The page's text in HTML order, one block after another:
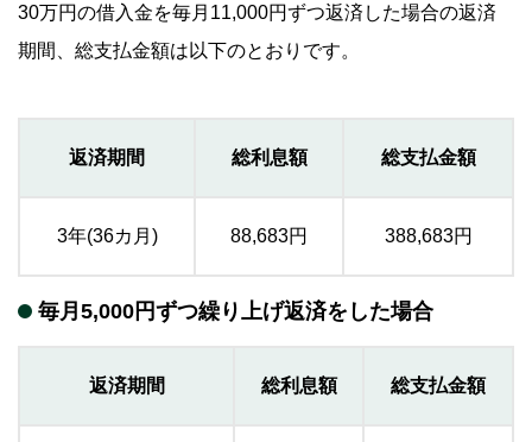
30万円の借入金を毎月11,000円ずつ返済した場合の返済
期間、総支払金額は以下のとおりです。
返済期間 総利息額 総支払金額
3年(36カ月) 88,683円 388,683円
毎月5,000円ずつ繰り上げ返済をした場合
返済期間 総利息額 総支払金額